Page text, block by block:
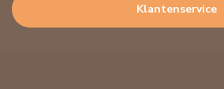
Klantenservice